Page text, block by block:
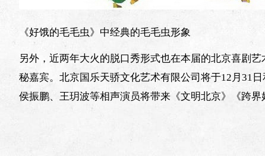
《好饿的毛毛虫》中经典的毛毛虫形象
另外，近两年大火的脱口秀形式也在本届的北京喜剧
秘嘉宾。北京国乐天骄文化艺术有限公司将于12月31
侯振鹏、王玥波等相声演员将带来《文明北京》《跨